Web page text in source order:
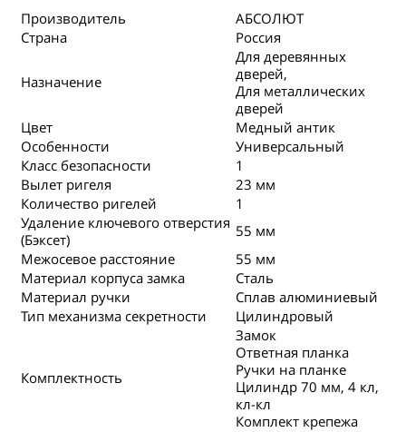
Производитель
АБСОЛЮТ
Страна
Россия
Назначение
Для деревянных
дверей,
Для металлических
дверей
Цвет
Медный антик
Особенности
Универсальный
Класс безопасности
1
Вылет ригеля
23 мм
Количество ригелей
1
Удаление ключевого отверстия
(Бэксет)
55 мм
Межосевое расстояние
55 мм
Материал корпуса замка
Сталь
Материал ручки
Сплав алюминиевый
Тип механизма секретности
Цилиндровый
Комплектность
Замок
Ответная планка
Ручки на планке
Цилиндр 70 мм, 4 кл,
кл-кл
Комплект крепежа